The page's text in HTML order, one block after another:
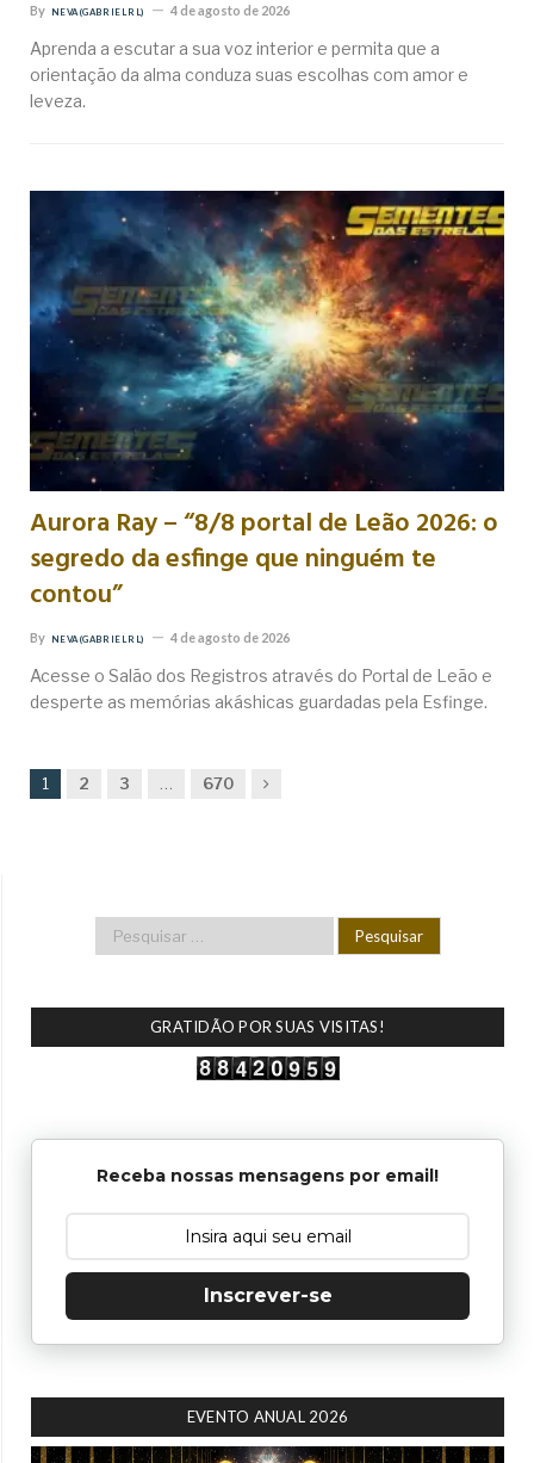
By NEVA (GABRIEL RL) 4 de agosto de 2026
Aprenda a escutar a sua voz interior e permita que a
orientação da alma conduza suas escolhas com amor e
leveza.
Aurora Ray – “8/8 portal de Leão 2026: o
segredo da esfinge que ninguém te
contou”
By NEVA (GABRIEL RL) 4 de agosto de 2026
Acesse o Salão dos Registros através do Portal de Leão e
desperte as memórias akáshicas guardadas pela Esfinge.
1 2 3 … 670 Next
GRATIDÃO POR SUAS VISITAS!
Receba nossas mensagens por email!
Inscrever-se
EVENTO ANUAL 2026